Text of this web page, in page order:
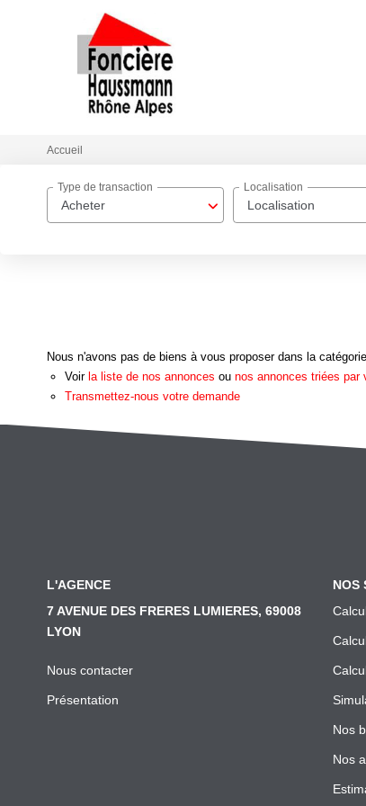
Accueil
Acheter
Type de transaction
Localisation
Localisation
Nous n'avons pas de biens à vous proposer dans la
Voir la liste de nos annonces ou nos annonces triées par
Transmettez-nous votre demande
L'AGENCE
7 AVENUE DES FRERES LUMIERES, 69008
LYON
Nous contacter
Présentation
NOS
Nos
Nos